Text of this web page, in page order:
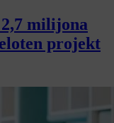
milijona
projekt